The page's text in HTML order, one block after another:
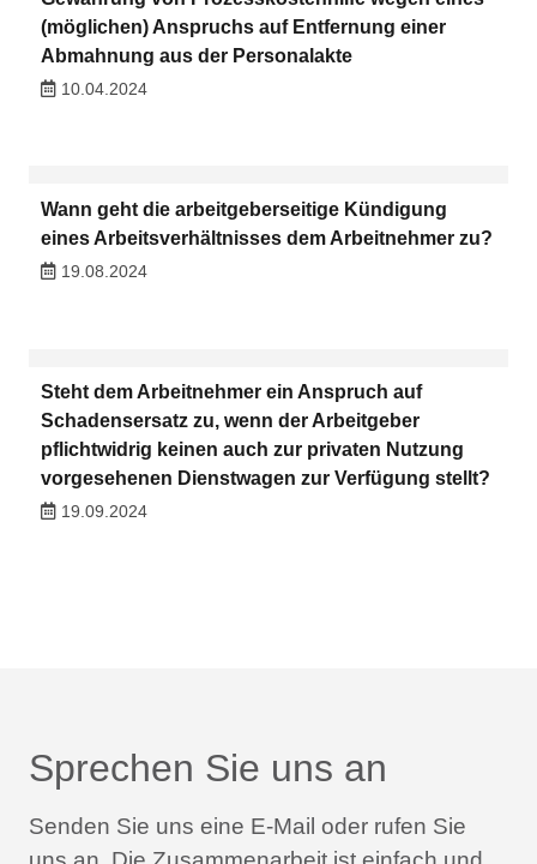
(möglichen) Anspruchs auf Entfernung einer
Abmahnung aus der Personalakte
10.04.2024
Wann geht die arbeitgeberseitige Kündigung
eines Arbeitsverhältnisses dem Arbeitnehmer zu?
19.08.2024
Steht dem Arbeitnehmer ein Anspruch auf
Schadensersatz zu, wenn der Arbeitgeber
pflichtwidrig keinen auch zur privaten Nutzung
vorgesehenen Dienstwagen zur Verfügung stellt?
19.09.2024
Sprechen Sie uns an
Senden Sie uns eine E-Mail oder rufen Sie